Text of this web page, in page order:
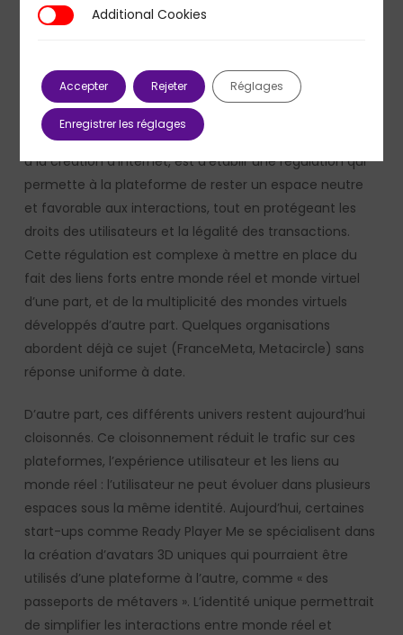
valorisant les échanges à grande échelle permet
détenteurs de SAND, la crypto-monnaie de The
Sandbox.
Le second enjeu, qui s’est posé dans les mêmes termes
à la création d’internet, est d’établir une régulation qui
permette à la plateforme de rester un espace neutre
et favorable aux interactions, tout en protégeant les
droits des utilisateurs et la légalité des transactions.
Cette régulation est complexe à mettre en place du
fait des liens forts entre monde réel et monde virtuel
d’une part, et de la multiplicité des mondes virtuels
développés d’autre part. Quelques organisations
abordent déjà ce sujet (FranceMeta, Metacircle) sans
réponse uniforme à date.
D’autre part, ces différents univers restent aujourd’hui
cloisonnés. Ce cloisonnement réduit le trafic sur ces
plateformes, l’expérience utilisateur et les liens au
monde réel : l’utilisateur ne peut évoluer dans plusieurs
espaces sous la même identité. Aujourd’hui, certaines
start-ups comme Ready Player Me se spécialisent dans
la création d’avatars 3D uniques qui pourraient être
utilisés d’une plateforme à l’autre, comme « des
passeports de métavers ». L’identité unique permettrait
de simplifier les interactions entre monde réel et
Additional Cookies
Additional Cookies
Accepter Rejeter Réglages
Enregistrer les réglages